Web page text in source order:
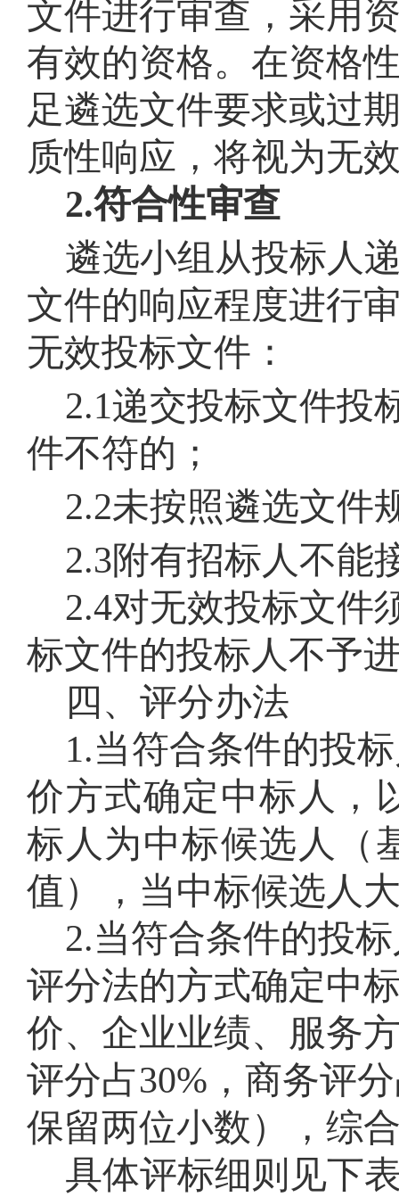
文件进行审查，采用
有效的资格。在资格
足遴选文件要求或过
质性响应，将视为无
2.符合性审查
遴选小组从投标人
文件的响应程度进行
无效投标文件：
2.1递交投标文件投
件不符的；
2.2未按照遴选文件
2.3附有招标人不能
2.4对无效投标文件
标文件的投标人不予
四、评分办法
1.当符合条件的投
价方式确定中标人，
标人为中标候选人（
值）
，当中标候选人
2.当符合条件的投
评分法的方式确定中
价、企业业绩、服务
评分占30%，商务评
保留两位小数），综
具体评标细则见下